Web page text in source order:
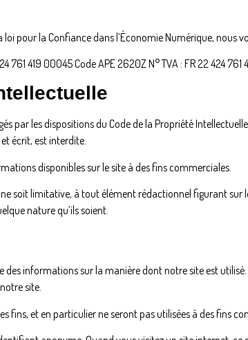
pour la Confiance dans l’Économie Numérique, nous
419 00045 Code APE 2620Z N° TVA : FR 22 424
par les dispositions du Code de la Propriété
écrit, est interdite.
disponibles sur le site à des fins commerciales.
soit limitative, à tout élément rédactionnel figurant sur
nature qu’ils soient.
des informations sur la manière dont notre site est
site.
fins, et en particulier ne seront pas utilisées à des fins